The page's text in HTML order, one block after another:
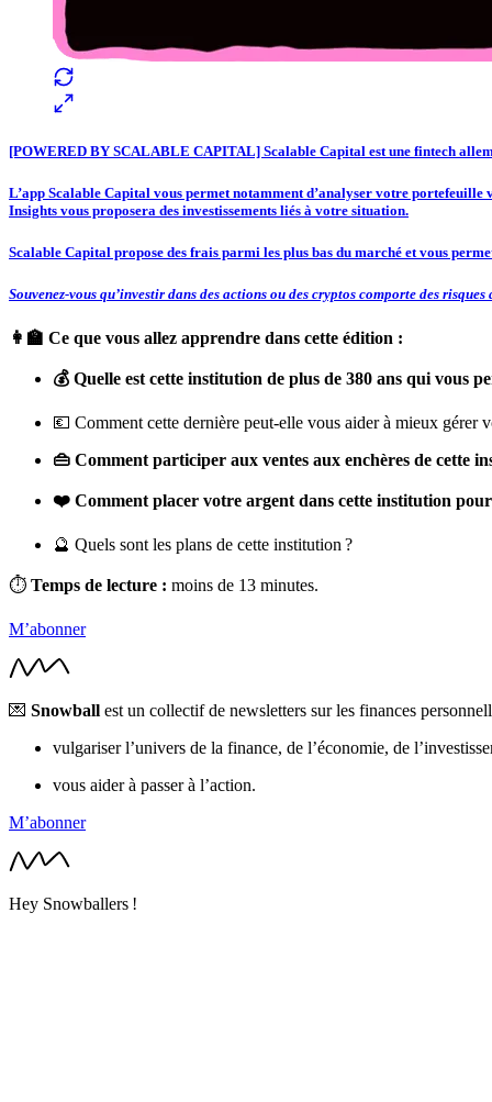
[POWERED BY SCALABLE CAPITAL] Scalable Capital est une fintech
L’app Scalable Capital vous permet notamment d’analyser votre
Insights vous proposera des investissements liés à votre situation.
Scalable Capital propose des frais parmi les plus bas du marché et vous
Souvenez-vous qu’investir dans des actions ou des cryptos comporte des
👩‍🏫 Ce que vous allez apprendre dans cette édition :
💰 Quelle est cette institution de plus de 380 ans qui vous
💶 Comment cette dernière peut-elle vous aider à mieux gérer
👜 Comment participer aux ventes aux enchères de cette
❤️ Comment placer votre argent dans cette institution
🔮 Quels sont les plans de cette institution ?
⏱ Temps de lecture : moins de 13 minutes.
M’abonner
💌 Snowball est un collectif de newsletters sur les finances
vulgariser l’univers de la finance, de l’économie, de
vous aider à passer à l’action.
M’abonner
Hey Snowballers !